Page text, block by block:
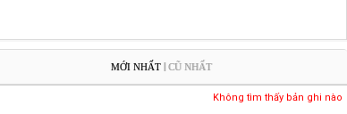
MỚI NHẤT CŨ NHẤT
Không tìm thấy bản ghi nào